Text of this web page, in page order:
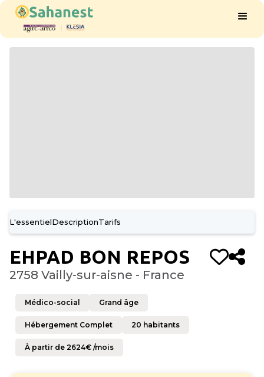
L'essentielDescriptionTarifs
EHPAD BON REPOS
2758 Vailly-sur-aisne - France
Médico-social Grand âge
Hébergement Complet 20 habitants
À partir de 2624€ /mois